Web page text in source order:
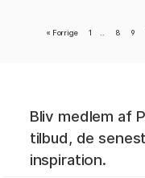
« Forrige 1 8 9
Bliv medlem af
tilbud, de
inspiration.